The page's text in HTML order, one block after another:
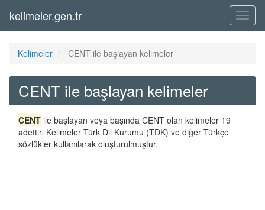
Menü
kelimeler.gen.tr
Kelimeler CENT ile başlayan kelimeler
CENT ile başlayan kelimeler
CENT ile başlayan veya başında CENT olan kelimeler 19
adettir. Kelimeler Türk Dil Kurumu (TDK) ve diğer Türkçe
sözlükler kullanılarak oluşturulmuştur.